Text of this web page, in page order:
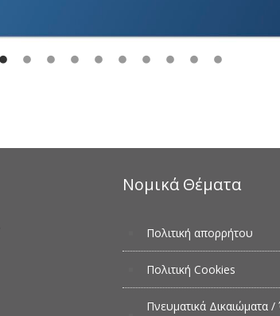
Νομικά Θέματα
Πολιτική απορρήτου
Πολιτική Cookies
Πνευματικά Δικαιώματα /